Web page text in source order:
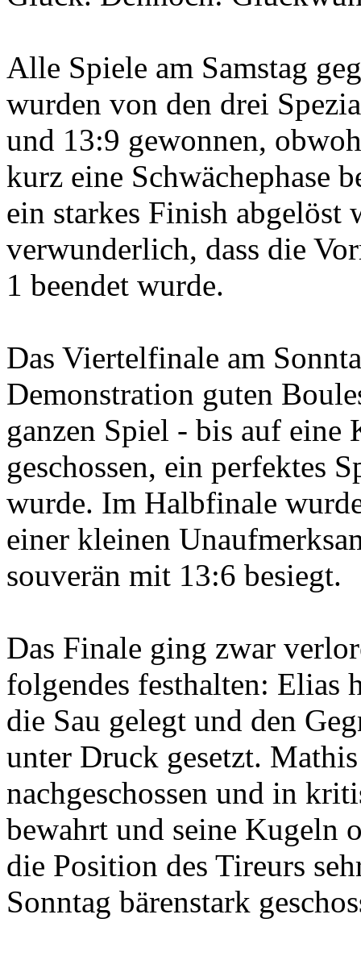
Alle Spiele am Samstag
wurden von den drei
und 13:9 gewonnen,
kurz eine Schwächephase
ein starkes Finish abgelöst
verwunderlich, dass die
1 beendet wurde.
Das Viertelfinale am
Demonstration guten
ganzen Spiel - bis auf
geschossen, ein perfektes
wurde. Im Halbfinale
einer kleinen
souverän mit 13:6 besiegt.
Das Finale ging zwar
folgendes festhalten: Elias
die Sau gelegt und den
unter Druck gesetzt.
nachgeschossen und in
bewahrt und seine Kugeln
die Position des Tireurs
Sonntag bärenstark